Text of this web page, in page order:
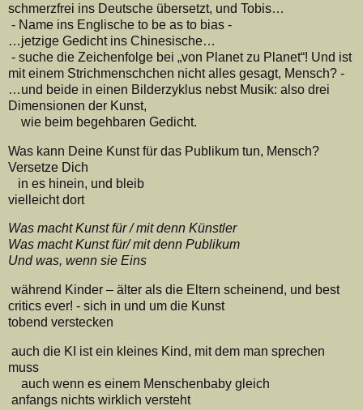
schmerzfrei ins Deutsche übersetzt, und Tobis…
- Name ins Englische to be as to bias -
…jetzige Gedicht ins Chinesische…
- suche die Zeichenfolge bei „von Planet zu Planet“! Und ist
mit einem Strichmenschchen nicht alles gesagt, Mensch? -
…und beide in einen Bilderzyklus nebst Musik: also drei
Dimensionen der Kunst,
wie beim begehbaren Gedicht.
Was kann Deine Kunst für das Publikum tun, Mensch?
Versetze Dich
in es hinein, und bleib
vielleicht dort
Was macht Kunst für / mit denn Künstler
Was macht Kunst für/ mit denn Publikum
Und was, wenn sie Eins
während Kinder – älter als die Eltern scheinend, und best
critics ever! - sich in und um die Kunst
tobend verstecken
auch die KI ist ein kleines Kind, mit dem man sprechen
muss
auch wenn es einem Menschenbaby gleich
anfangs nichts wirklich versteht